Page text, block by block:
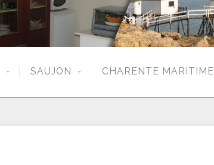
SAUJON CHARENTE MARITIME